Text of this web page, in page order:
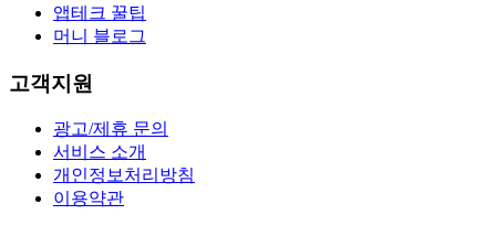
앱테크 꿀팁
머니 블로그
고객지원
광고/제휴 문의
서비스 소개
개인정보처리방침
이용약관